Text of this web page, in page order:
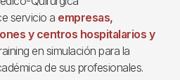
servicio a empresas,
y centros hospitalarios y
en simulación para la
de sus profesionales.